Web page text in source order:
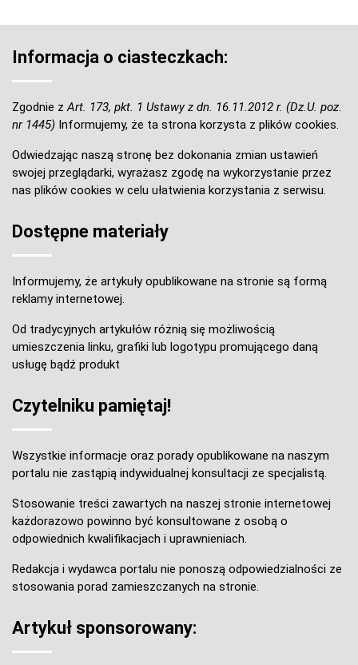
Informacja o ciasteczkach:
Zgodnie z Art. 173, pkt. 1 Ustawy z dn. 16.11.2012 r. (Dz.U. poz.
nr 1445) Informujemy, że ta strona korzysta z plików cookies.
Odwiedzając naszą stronę bez dokonania zmian ustawień
swojej przeglądarki, wyrażasz zgodę na wykorzystanie przez
nas plików cookies w celu ułatwienia korzystania z serwisu.
Dostępne materiały
Informujemy, że artykuły opublikowane na stronie są formą
reklamy internetowej.
Od tradycyjnych artykułów różnią się możliwością
umieszczenia linku, grafiki lub logotypu promującego daną
usługę bądź produkt
Czytelniku pamiętaj!
Wszystkie informacje oraz porady opublikowane na naszym
portalu nie zastąpią indywidualnej konsultacji ze specjalistą.
Stosowanie treści zawartych na naszej stronie internetowej
każdorazowo powinno być konsultowane z osobą o
odpowiednich kwalifikacjach i uprawnieniach.
Redakcja i wydawca portalu nie ponoszą odpowiedzialności ze
stosowania porad zamieszczanych na stronie.
Artykuł sponsorowany: